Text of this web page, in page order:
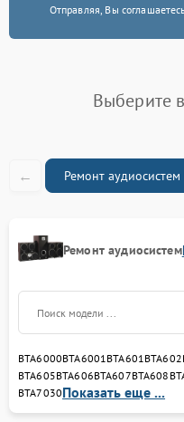
Отправляя, Вы
Выберите
← Ремонт аудиосистем
Ремонт аудиосистем
BTA6000BTA6001BTA601BTA602
BTA605BTA606BTA607BTA608
BTA7030Показать еще ...